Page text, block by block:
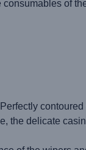
of
the delicate